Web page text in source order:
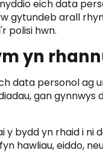
eich data
gytundeb arall
polisi hwn.
yn
data personol
gan
y bydd yn rhaid i
hawliau, eiddo,